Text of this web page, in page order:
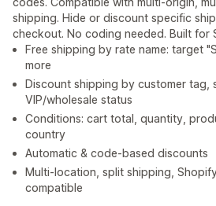
shipping. Hide or discount specific
checkout. No coding needed. Built for
Free shipping by rate name: target
more
Discount shipping by customer tag,
VIP/wholesale status
Conditions: cart total, quantity,
country
Automatic & code-based discounts
Multi-location, split shipping,
compatible